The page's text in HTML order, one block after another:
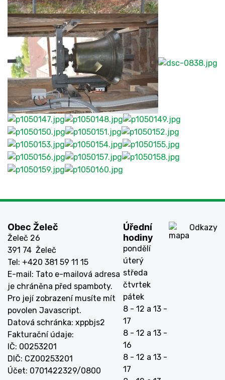
Obec Želeč
Želeč 26
391 74 Želeč
Tel: +420 381 59 11 15
E-mail: Tato e-mailová adresa
je chráněna před spamboty.
Pro její zobrazení musíte mít
povolen Javascript.
Datová schránka: xppbjs2
Fakturační údaje:
IČ: 00253201
DIČ: CZ00253201
Účet: 0701422329/0800
Úřední
hodiny
pondělí
úterý
středa
čtvrtek
pátek
8 - 12 a 13 -
17
8 - 12 a 13 -
16
8 - 12 a 13 -
17
Odkazy